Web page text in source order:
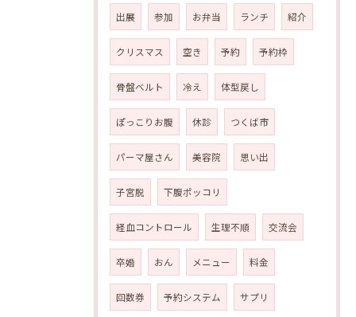
出展 参加 お弁当 ランチ 紹介
クリスマス 空き 予約 予約枠
骨盤ベルト 冷え 体型戻し
ぽっこりお腹 休診 つくば市
パーマ屋さん 美容院 思い出
子宮脱 下腹ポッコリ
経血コントロール 生理不順 交流会
卒婚 おん メニュー 料金
回数券 予約システム サプリ